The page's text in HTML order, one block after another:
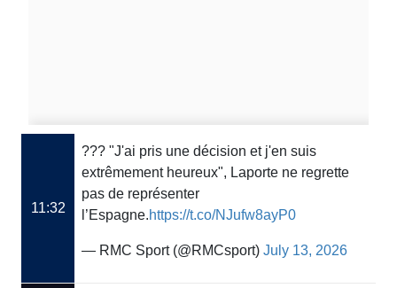
11:32
???️ "J'ai pris une décision et j'en suis
extrêmement heureux", Laporte ne regrette
pas de représenter
l’Espagne.https://t.co/NJufw8ayP0
— RMC Sport (@RMCsport) July 13, 2026